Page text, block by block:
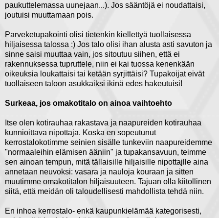
paukuttelemassa uunejaan...). Jos sääntöjä ei noudattaisi,
joutuisi muuttamaan pois.
Parveketupakointi olisi tietenkin kiellettyä tuollaisessa
hiljaisessa talossa :) Jos talo olisi ihan alusta asti savuton ja
sinne saisi muuttaa vain, jos sitoutuu siihen, että ei
rakennuksessa tupruttele, niin ei kai tuossa kenenkään
oikeuksia loukattaisi tai ketään syrjittäisi? Tupakoijat eivät
tuollaiseen taloon asukkaiksi ikinä edes hakeutuisi!
Surkeaa, jos omakotitalo on ainoa vaihtoehto
Itse olen kotirauhaa rakastava ja naapureiden kotirauhaa
kunnioittava nipottaja. Koska en sopeutunut
kerrostalokotimme seinien sisälle tunkeviin naapureidemme
"normaaleihin elämisen ääniin" ja tupakansavuun, teimme
sen ainoan tempun, mitä tällaisille hiljaisille nipottajlle aina
annetaan neuvoksi: vasara ja nauloja kouraan ja sitten
muutimme omakotitalon hiljaisuuteen. Tajuan olla kiitollinen
siitä, että meidän oli taloudellisesti mahdollista tehdä niin.
En inhoa kerrostalo- enkä kaupunkielämää kategorisesti,